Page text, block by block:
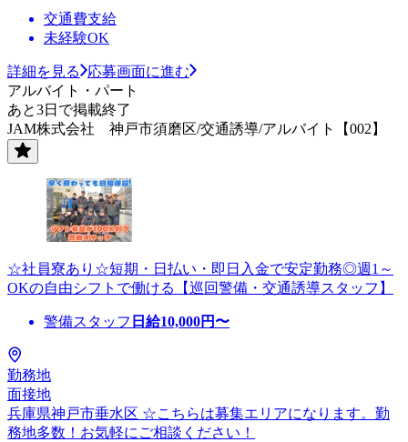
交通費支給
未経験OK
詳細を見る
応募画面に進む
アルバイト・パート
あと3日で掲載終了
JAM株式会社 神戸市須磨区/交通誘導/アルバイト【002】
☆社員寮あり☆短期・日払い・即日入金で安定勤務◎週1～
OKの自由シフトで働ける【巡回警備・交通誘導スタッフ】
警備スタッフ 日給10,000円〜
勤務地
面接地
兵庫県神戸市垂水区 ☆こちらは募集エリアになります。勤
務地多数！お気軽にご相談ください！